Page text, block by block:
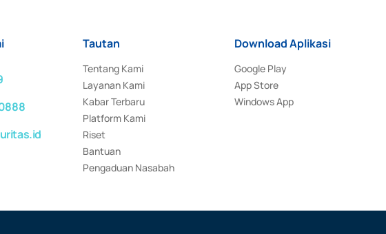
Tautan
Tentang Kami
Layanan Kami
Kabar Terbaru
Platform Kami
Riset
Bantuan
Pengaduan Nasabah
Download Aplikasi
Google Play
App Store
Windows App